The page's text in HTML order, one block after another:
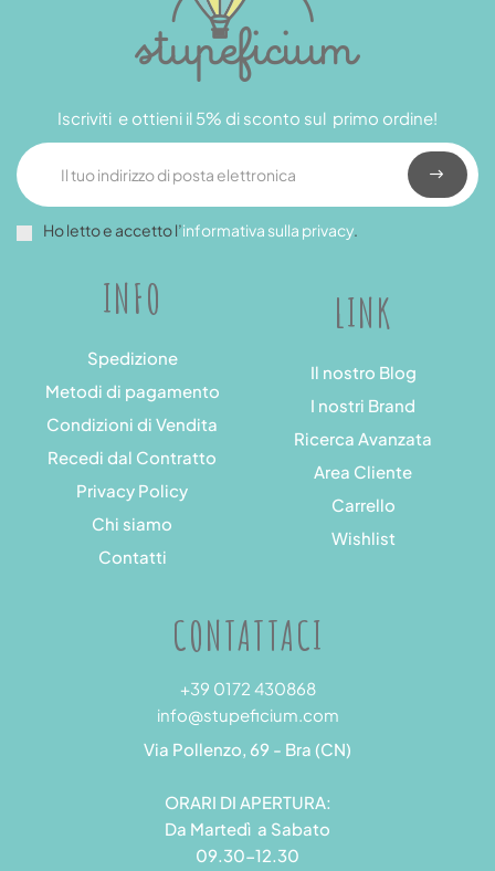
INFO
Spedizione
Metodi di pagamento
Condizioni di Vendita
Recedi dal Contratto
Privacy Policy
Chi siamo
Contatti
LINK
Il nostro Blog
I nostri Brand
Ricerca Avanzata
Area Cliente
Carrello
Wishlist
Iscriviti e ottieni il 5% di sconto sul primo ordine!
Ho letto e accetto l’informativa sulla privacy.
CONTATTACI
+39 0172 430868
info@stupeficium.com
Via Pollenzo, 69 - Bra (CN)
ORARI DI APERTURA:
Da Martedì a Sabato
09.30-12.30